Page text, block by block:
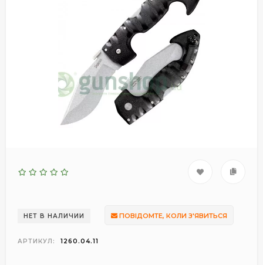
НЕТ В НАЛИЧИИ ПОВІДОМТЕ, КОЛИ З'ЯВИТЬСЯ
АРТИКУЛ: 1260.04.11